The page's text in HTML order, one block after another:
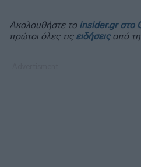
Ακολουθήστε το insider.gr στο
πρώτοι όλες τις ειδήσειςαπό